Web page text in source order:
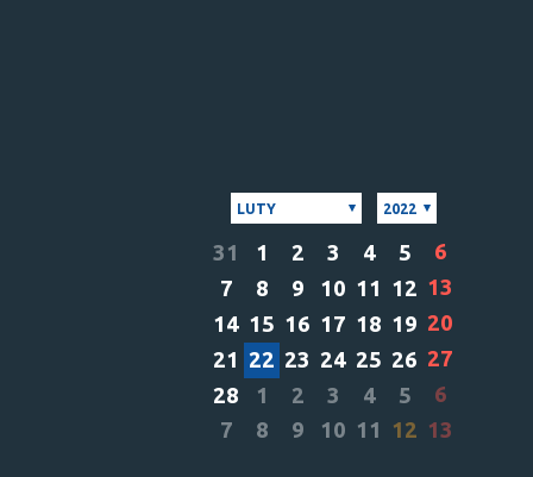
LUTY 2022
31 1 2 3 4 5
6
7
8 9 10 11 12 13
14 15 16 17 18 19 20
21 22 23 24 25 26 27
28
1 2 3 4 5
6
7
8 9 10 11 12 13